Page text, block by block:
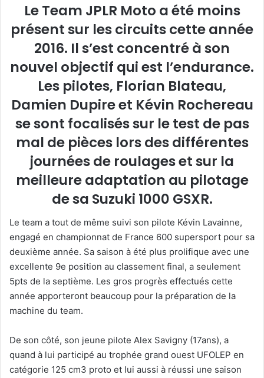
i
e
Le Team JPLR Moto a été moins
présent sur les circuits cette année
2016. Il s’est concentré à son
nouvel objectif qui est l’endurance.
Les pilotes, Florian Blateau,
Damien Dupire et Kévin Rochereau
se sont focalisés sur le test de pas
mal de pièces lors des différentes
journées de roulages et sur la
meilleure adaptation au pilotage
de sa Suzuki 1000 GSXR.
Le team a tout de même suivi son pilote Kévin Lavainne,
engagé en championnat de France 600 supersport pour sa
deuxième année. Sa saison à été plus prolifique avec une
excellente 9e position au classement final, a seulement
5pts de la septième. Les gros progrès effectués cette
année apporteront beaucoup pour la préparation de la
machine du team.
De son côté, son jeune pilote Alex Savigny (17ans), a
quand à lui participé au trophée grand ouest UFOLEP en
catégorie 125 cm3 proto et lui aussi à réussi une saison